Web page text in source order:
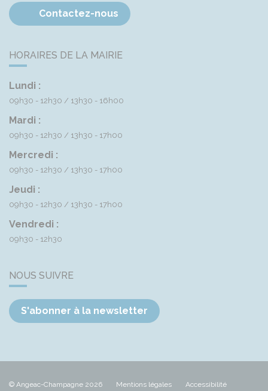
Contactez-nous
HORAIRES DE LA MAIRIE
Lundi :
09h30 - 12h30 13h30 - 16h00
Mardi :
09h30 - 12h30 13h30 - 17h00
Mercredi :
09h30 - 12h30 13h30 - 17h00
Jeudi :
09h30 - 12h30 13h30 - 17h00
Vendredi :
09h30 - 12h30
NOUS SUIVRE
S'abonner à la newsletter
© Angeac-Champagne 2026 Mentions légales Accessibilité